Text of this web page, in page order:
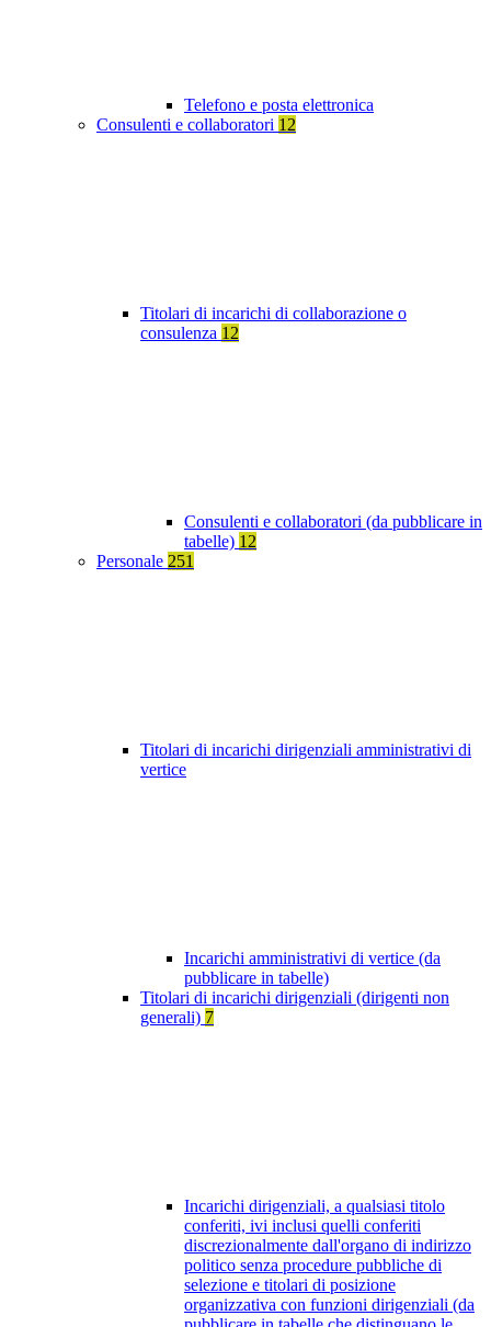
Telefono e posta elettronica
Consulenti e collaboratori 12
Titolari di incarichi di collaborazione o
consulenza 12
Consulenti e collaboratori (da pubblicare in
tabelle) 12
Personale 251
Titolari di incarichi dirigenziali amministrativi di
vertice
Incarichi amministrativi di vertice (da
pubblicare in tabelle)
Titolari di incarichi dirigenziali (dirigenti non
generali) 7
Incarichi dirigenziali, a qualsiasi titolo
conferiti, ivi inclusi quelli conferiti
discrezionalmente dall'organo di indirizzo
politico senza procedure pubbliche di
selezione e titolari di posizione
organizzativa con funzioni dirigenziali (da